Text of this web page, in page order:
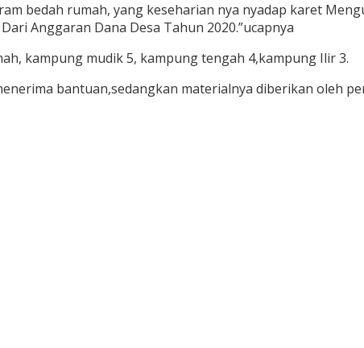
bedah rumah, yang keseharian nya nyadap karet
Anggaran Dana Desa Tahun 2020.”ucapnya
kampung mudik 5, kampung tengah 4,kampung Ilir 3.
bantuan,sedangkan materialnya diberikan oleh